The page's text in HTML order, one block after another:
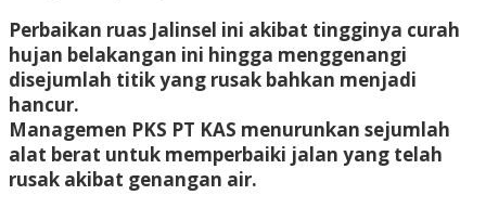
Perbaikan ruas Jalinsel ini akibat tingginya curah
hujan belakangan ini hingga menggenangi
disejumlah titik yang rusak bahkan menjadi
hancur.
Managemen PKS PT KAS menurunkan sejumlah
alat berat untuk memperbaiki jalan yang telah
rusak akibat genangan air.